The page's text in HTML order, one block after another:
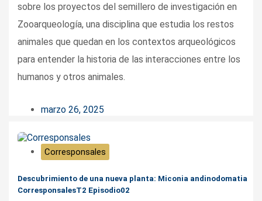
sobre los proyectos del semillero de investigación en
Zooarqueología, una disciplina que estudia los restos
animales que quedan en los contextos arqueológicos
para entender la historia de las interacciones entre los
humanos y otros animales.
marzo 26, 2025
Corresponsales
Descubrimiento de una nueva planta: Miconia andinodomatia
CorresponsalesT2 Episodio02